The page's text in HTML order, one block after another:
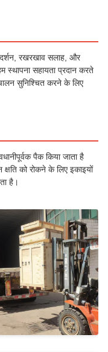
रखरखाव सलाह, और
स्थापना सहायता प्रदान करते
सुनिश्चित करने के लिए
पैक किया जाता है
क्षति को रोकने के लिए इकाइयों
है।